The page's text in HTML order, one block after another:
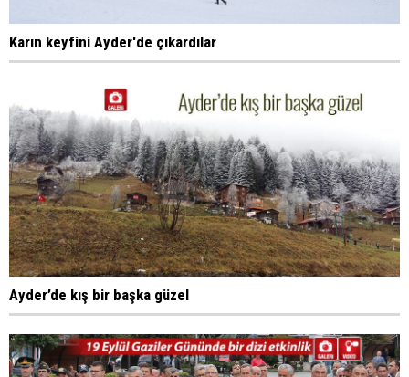
Karın keyfini Ayder'de çıkardılar
Ayder’de kış bir başka güzel